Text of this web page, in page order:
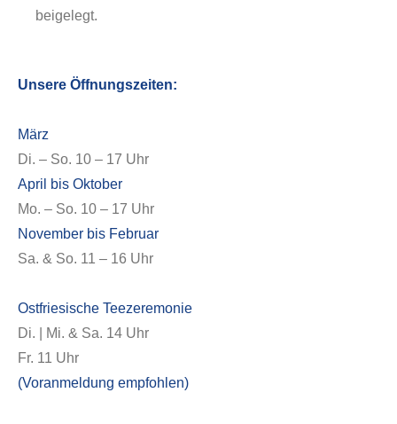
Über uns
beigelegt.
Unsere Öffnungszeiten:
März
Di. – So. 10 – 17 Uhr
April bis Oktober
Mo. – So. 10 – 17 Uhr
November bis Februar
Sa. & So. 11 – 16 Uhr
Ostfriesische Teezeremonie
Di. | Mi. & Sa. 14 Uhr
Fr. 11 Uhr
(Voranmeldung empfohlen)